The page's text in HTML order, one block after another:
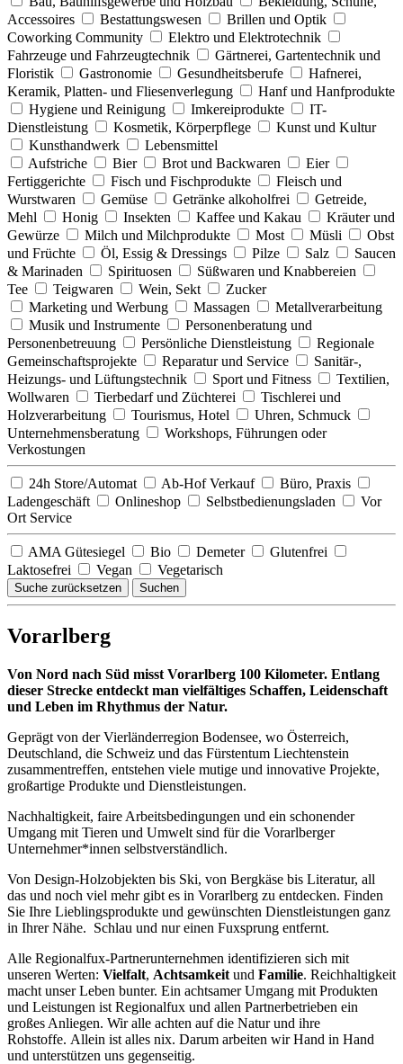
Accessoires
Bestattungswesen
Brillen und Optik
Coworking Community
Elektro und Elektrotechnik
Fahrzeuge und Fahrzeugtechnik
Gärtnerei, Gartentechnik und
Floristik
Gastronomie Gesundheitsberufe
Hafnerei,
Keramik, Platten- und Fliesenverlegung
Hanf und Hanfprodukte
Hygiene und Reinigung
Imkereiprodukte
IT-
Dienstleistung
Kosmetik, Körperpflege
Kunst und Kultur
Kunsthandwerk
Lebensmittel
Aufstriche
Bier Brot und Backwaren
Eier
Fertiggerichte
Fisch und Fischprodukte
Fleisch und
Wurstwaren
Gemüse Getränke alkoholfrei
Getreide,
Mehl
Honig Insekten Kaffee und Kakau
Kräuter und
Gewürze
Milch und Milchprodukte Most Müsli
Obst
und Früchte
Öl, Essig & Dressings Pilze Salz
Saucen
& Marinaden
Spirituosen
Süßwaren und Knabbereien
Tee
Teigwaren Wein, Sekt
Zucker
Marketing und Werbung
Massagen
Metallverarbeitung
Musik und Instrumente
Personenberatung und
Personenbetreuung
Persönliche Dienstleistung
Regionale
Gemeinschaftsprojekte
Reparatur und Service
Sanitär-,
Heizungs- und Lüftungstechnik
Sport und Fitness
Textilien,
Wollwaren
Tierbedarf und Züchterei
Tischlerei und
Holzverarbeitung
Tourismus, Hotel
Uhren, Schmuck
Unternehmensberatung
Workshops, Führungen oder
Verkostungen
24h Store/Automat Ab-Hof Verkauf
Büro, Praxis
Ladengeschäft
Onlineshop Selbstbedienungsladen
Vor
Ort Service
AMA Gütesiegel Bio Demeter
Glutenfrei
Laktosefrei
Vegan Vegetarisch
Suche zurücksetzen Suchen
Vorarlberg
Von Nord nach Süd misst Vorarlberg 100 Kilometer. Entlang
dieser Strecke entdeckt man vielfältiges Schaffen, Leidenschaft
und Leben im Rhythmus der Natur.
Geprägt von der Vierländerregion Bodensee, wo Österreich,
Deutschland, die Schweiz und das Fürstentum Liechtenstein
zusammentreffen, entstehen viele mutige und innovative Projekte,
großartige Produkte und Dienstleistungen.
Nachhaltigkeit, faire Arbeitsbedingungen und ein schonender
Umgang mit Tieren und Umwelt sind für die Vorarlberger
Unternehmer*innen selbstverständlich.
Von Design-Holzobjekten bis Ski, von Bergkäse bis Literatur, all
das und noch viel mehr gibt es in Vorarlberg zu entdecken. Finden
Sie Ihre Lieblingsprodukte und gewünschten Dienstleistungen ganz
in Ihrer Nähe. Schlau und nur einen Fuxsprung entfernt.
Alle Regionalfux-Partnerunternehmen identifizieren sich mit
unseren Werten: Vielfalt, Achtsamkeit und Familie. Reichhaltigkeit
macht unser Leben bunter. Ein achtsamer Umgang mit Produkten
und Leistungen ist Regionalfux und allen Partnerbetrieben ein
großes Anliegen. Wir alle achten auf die Natur und ihre
Rohstoffe. Allein ist alles nix. Darum arbeiten wir Hand in Hand
und unterstützen uns gegenseitig.